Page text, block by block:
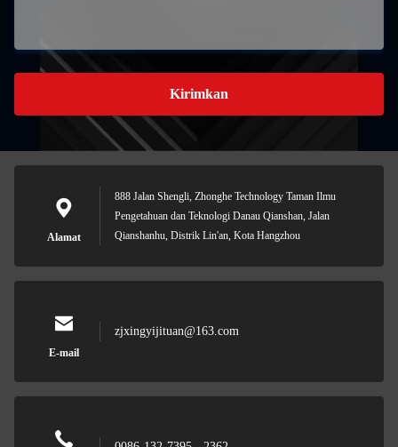
Kirimkan
Alamat
888 Jalan Shengli, Zhonghe Technology Taman Ilmu
Pengetahuan dan Teknologi Danau Qianshan, Jalan
Qianshanhu, Distrik Lin'an, Kota Hangzhou
E-mail
zjxingyijituan@163.com